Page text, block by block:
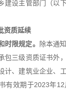
建设主管部门（以
资质延续
时限规定。
除本通
包三级资质证书外
计、建筑业企业、
有效期于2023年